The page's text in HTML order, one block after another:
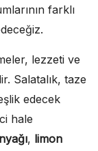
farklı
lezzeti ve
Salatalık, taze
edecek
hale
, limon